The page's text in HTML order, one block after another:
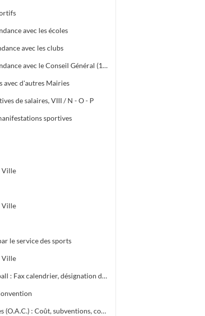
avec les écoles
avec les clubs
Service des sports : Correspondance avec le Conseil Général (1996-1999), Conseil Régional (1996-2000), Préfecture du Gard (1995-1997), Direction Départementale jeunesse et sports (1995-2000)
avec d'autres Mairies
de salaires, VIII / N - O - P
sportives
Ville
Ville
le service des sports
Ville
District Gard Lozère de Football : Fax calendrier, désignation des terrains
Olympique d'Alès en Cévennes (O.A.C.) : Coût, subventions, contrat d'objectifs, courrier